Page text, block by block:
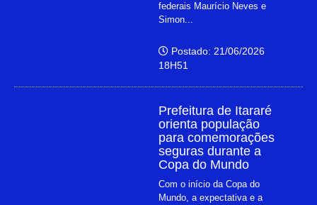
federais Maurício Neves e
Simon...
Postado: 21/06/2026
18H51
Prefeitura de Itararé
orienta população
para comemorações
seguras durante a
Copa do Mundo
Com o início da Copa do
Mundo, a expectativa e a